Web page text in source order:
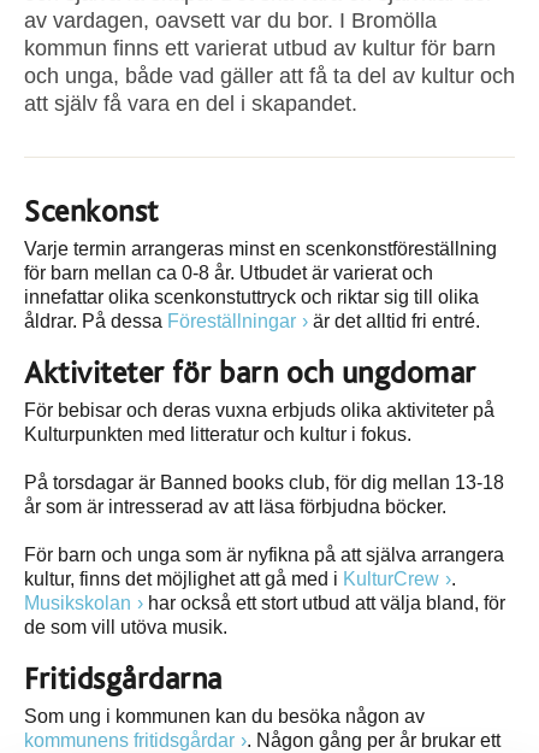
av vardagen, oavsett var du bor. I Bromölla
kommun finns ett varierat utbud av kultur för barn
och unga, både vad gäller att få ta del av kultur och
att själv få vara en del i skapandet.
Scenkonst
Varje termin arrangeras minst en scenkonstföreställning
för barn mellan ca 0-8 år. Utbudet är varierat och
innefattar olika scenkonstuttryck och riktar sig till olika
åldrar. På dessa Föreställningar är det alltid fri entré.
Aktiviteter för barn och ungdomar
För bebisar och deras vuxna erbjuds olika aktiviteter på
Kulturpunkten med litteratur och kultur i fokus.
På torsdagar är Banned books club, för dig mellan 13-18
år som är intresserad av att läsa förbjudna böcker.
För barn och unga som är nyfikna på att själva arrangera
kultur, finns det möjlighet att gå med i KulturCrew
.
Musikskolan
har också ett stort utbud att välja bland, för
de som vill utöva musik.
Fritidsgårdarna
Som ung i kommunen kan du besöka någon av
kommunens fritidsgårdar
. Någon gång per år brukar ett